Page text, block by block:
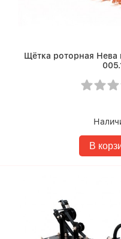
Щётка роторная Нева
В